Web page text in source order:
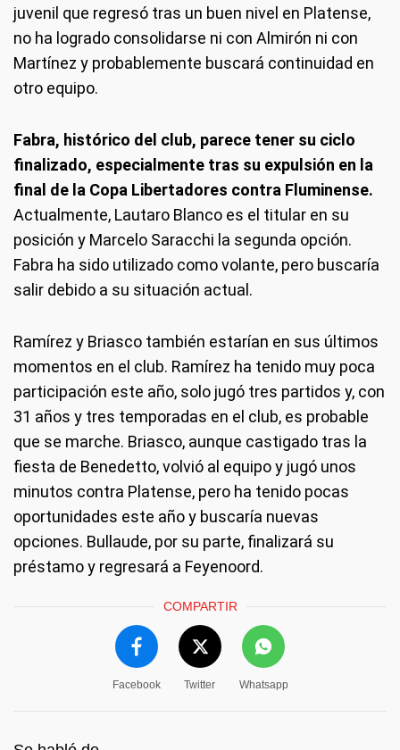
juvenil que regresó tras un buen nivel en Platense,
no ha logrado consolidarse ni con Almirón ni con
Martínez y probablemente buscará continuidad en
otro equipo.
Fabra, histórico del club, parece tener su ciclo
finalizado, especialmente tras su expulsión en la
final de la Copa Libertadores contra Fluminense.
Actualmente, Lautaro Blanco es el titular en su
posición y Marcelo Saracchi la segunda opción.
Fabra ha sido utilizado como volante, pero buscaría
salir debido a su situación actual.
Ramírez y Briasco también estarían en sus últimos
momentos en el club. Ramírez ha tenido muy poca
participación este año, solo jugó tres partidos y, con
31 años y tres temporadas en el club, es probable
que se marche. Briasco, aunque castigado tras la
fiesta de Benedetto, volvió al equipo y jugó unos
minutos contra Platense, pero ha tenido pocas
oportunidades este año y buscaría nuevas
opciones. Bullaude, por su parte, finalizará su
préstamo y regresará a Feyenoord.
COMPARTIR
Facebook Twitter Whatsapp